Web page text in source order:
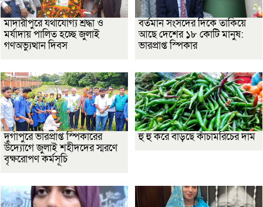
মাদারীপুরে যথাযোগ্য শ্রদ্ধা ও
মর্যাদায় পালিত হচ্ছে জুলাই
গণঅভ্যুত্থান দিবস
বর্তমান সংসদের দিকে তাকিয়ে
আছে দেশের ১৮ কোটি মানুষ:
ভারপ্রাপ্ত স্পিকার
দুর্গাপুরে ভারপ্রাপ্ত স্পিকারের
উদ্যোগে জুলাই শহীদদের স্মরণে
বৃক্ষরোপণ কর্মসূচি
হু হু করে বাড়ছে কাঁচামরিচের দাম